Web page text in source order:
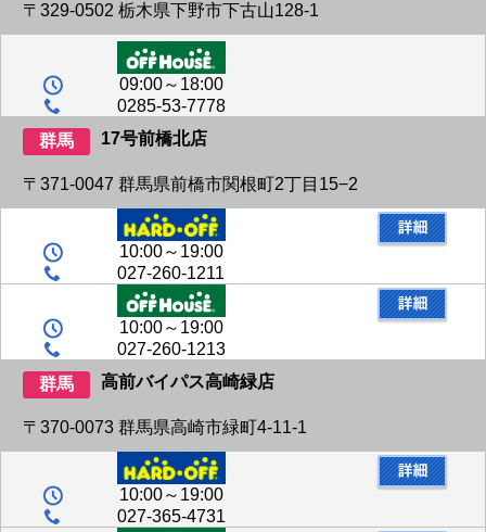
〒329-0502 栃木県下野市下古山128-1
09:00～18:00
0285-53-7778
群馬
17号前橋北店
〒371-0047 群馬県前橋市関根町2丁目15−2
10:00～19:00
027-260-1211
10:00～19:00
027-260-1213
群馬
高前バイパス高崎緑店
〒370-0073 群馬県高崎市緑町4-11-1
10:00～19:00
027-365-4731